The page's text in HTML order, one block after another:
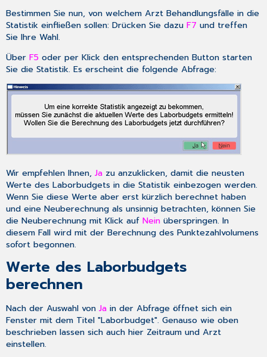
Bestimmen Sie nun, von welchem Arzt Behandlungsfälle in die
Statistik einfließen sollen: Drücken Sie dazuF7 und treffen
Sie Ihre Wahl.
ÜberF5 oder per Klick den entsprechenden Button starten
Sie die Statistik. Es erscheint die folgende Abfrage:
Wir empfehlen Ihnen,Ja zu anzuklicken, damit die neusten
Werte des Laborbudgets in die Statistik einbezogen werden.
Wenn Sie diese Werte aber erst kürzlich berechnet haben
und eine Neuberechnung als unsinnig betrachten, können Sie
die Neuberechnung mit Klick aufNein überspringen. In
diesem Fall wird mit der Berechnung des Punktezahlvolumens
sofort begonnen.
Werte des Laborbudgets
berechnen
Nach der Auswahl vonJa in der Abfrage öffnet sich ein
Fenster mit dem Titel "Laborbudget". Genauso wie oben
beschrieben lassen sich auch hier Zeitraum und Arzt
einstellen.